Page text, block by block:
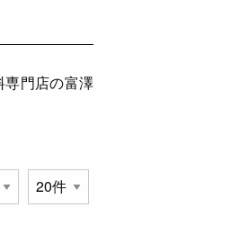
専門店の富澤